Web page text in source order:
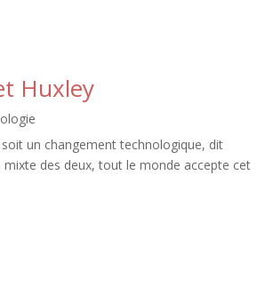
Huxley
un changement technologique, dit
des deux, tout le monde accepte cet